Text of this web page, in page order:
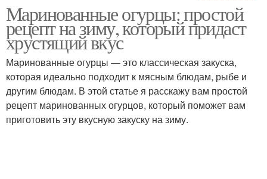
Соус с чесноком
Томатно-огуречный
соус
Соус с солеными
огурцами
Соус из соленых
огурцов
Маринованные огурцы: простой
рецепт на зиму, который придаст
хрустящий вкус
Маринованные огурцы — это классическая закуска,
которая идеально подходит к мясным блюдам, рыбе и
другим блюдам. В этой статье я расскажу вам простой
рецепт маринованных огурцов, который поможет вам
приготовить эту вкусную закуску на зиму.